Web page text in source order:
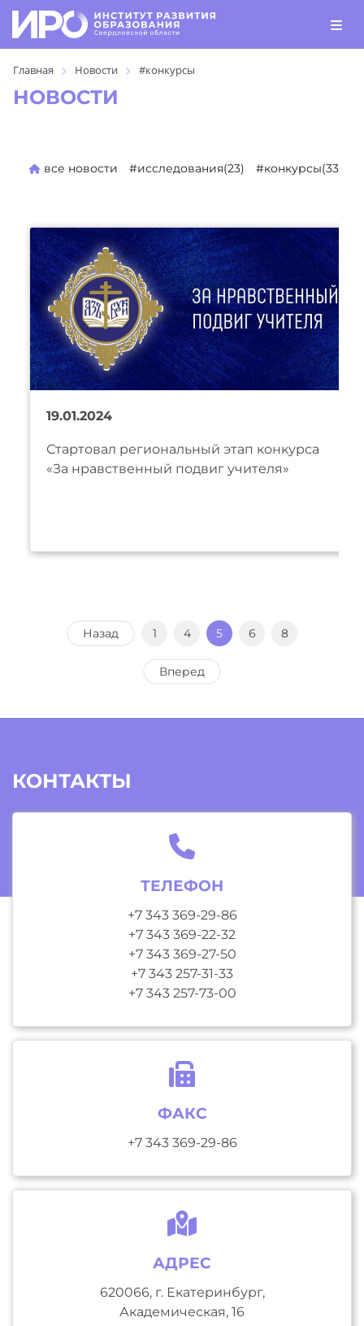
Главная Новости #конкурсы
НОВОСТИ
все новости #исследования(23) #конкурсы(330)
19.01.2024
Стартовал региональный этап конкурса
«За нравственный подвиг учителя»
Назад 1 4 5 6 8
Вперед
КОНТАКТЫ
ТЕЛЕФОН
+7 343 369-29-86
+7 343 369-22-32
+7 343 369-27-50
+7 343 257-31-33
+7 343 257-73-00
ФАКС
+7 343 369-29-86
АДРЕС
620066, г. Екатеринбург,
Академическая, 16